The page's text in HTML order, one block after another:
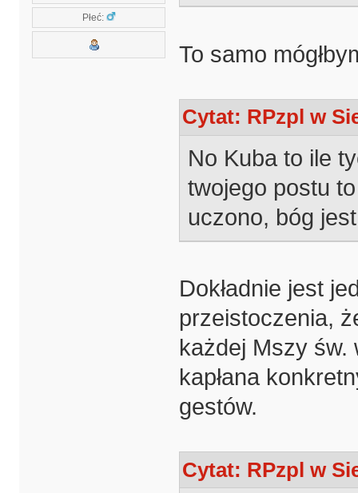
Płeć:
To samo
Cytat: RPzpl w
No Kuba to ile
twojego postu
uczono, bóg
Dokładnie jest
przeistoczenia,
każdej Mszy
kapłana
gestów.
Cytat: RPzpl w